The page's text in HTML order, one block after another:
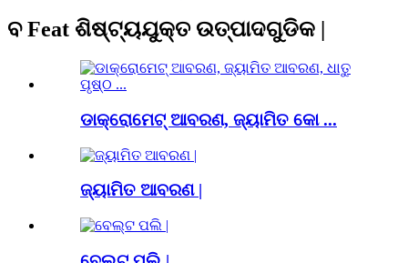
ବ Feat ଶିଷ୍ଟ୍ୟଯୁକ୍ତ ଉତ୍ପାଦଗୁଡିକ |
ଡାକ୍ରୋମେଟ୍ ଆବରଣ, ଜ୍ୟାମିତ କୋ ...
ଜ୍ୟାମିତ ଆବରଣ |